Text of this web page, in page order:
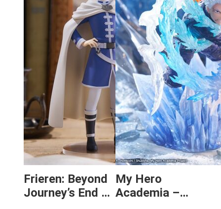
Frieren: Beyond
Journey’s End –
My Hero
Academia –